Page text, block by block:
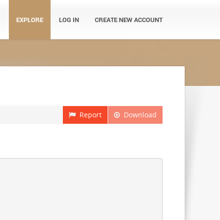
EXPLORE LOG IN CREATE NEW ACCOUNT
Download
Report